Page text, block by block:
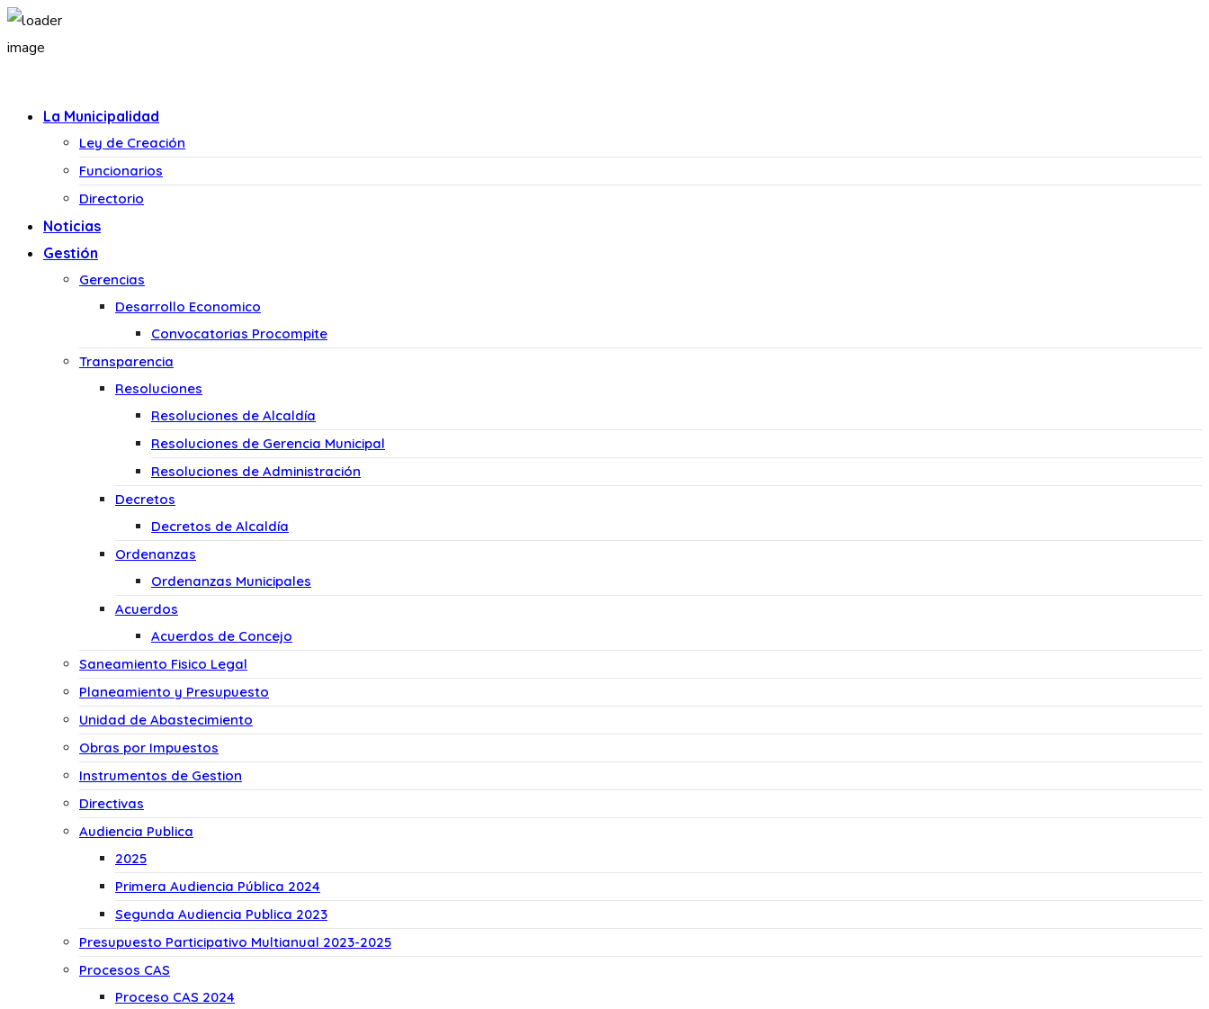
La Municipalidad
Ley de Creación
Funcionarios
Directorio
Noticias
Gestión
Gerencias
Desarrollo Economico
Convocatorias Procompite
Transparencia
Resoluciones
Resoluciones de Alcaldía
Resoluciones de Gerencia Municipal
Resoluciones de Administración
Decretos
Decretos de Alcaldía
Ordenanzas
Ordenanzas Municipales
Acuerdos
Acuerdos de Concejo
Saneamiento Fisico Legal
Planeamiento y Presupuesto
Unidad de Abastecimiento
Obras por Impuestos
Instrumentos de Gestion
Directivas
Audiencia Publica
2025
Primera Audiencia Pública 2024
Segunda Audiencia Publica 2023
Presupuesto Participativo Multianual 2023-2025
Procesos CAS
Proceso CAS 2024